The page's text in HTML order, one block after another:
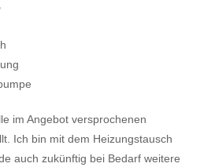
im Angebot versprochenen
Ich bin mit dem Heizungstausch
auch zukünftig bei Bedarf weitere